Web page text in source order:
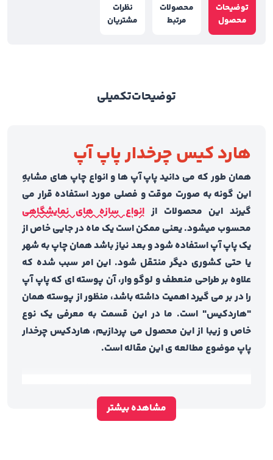
توضیحات
محصول
محصولات
مرتبط
نظرات
مشتریان
توضیحاتتکمیلی
هارد کیس چرخدار پاپ آپ
همان طور که می دانید پاپ آپ ها و انواع چاپ های مشابهِ
این گونه به صورت موقت و فصلی مورد استفاده قرار می
گیرند این محصولات از انواع سازه های نمایشگاهی
محسوب میشود. یعنی ممکن است یک ماه در جایی خاص از
یک پاپ آپ استفاده شود و بعد نیاز باشد همان چاپ به شهر
یا حتی کشوری دیگر منتقل شود. این امر سبب شده که
علاوه بر طراحی منعطف و لوگو وار، آن پوسته ای که پاپ آپ
را در بر می گیرد اهمیت داشته باشد، منظور از پوسته همان
"هاردکیس" است. ما در این قسمت به معرفی یک نوع
خاص و زیبا از این محصول می پردازیم، هاردکیس چرخدار
پاپ موضوع مطالعه ی این مقاله است.
مشاهده بیشتر